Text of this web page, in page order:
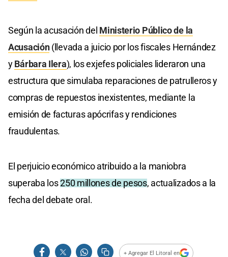
Según la acusación del Ministerio Público de la
Acusación(llevada a juicio por los fiscales Hernández
yBárbara Ilera), los exjefes policiales lideraron una
estructura que simulaba reparaciones de patrulleros y
compras de repuestos inexistentes, mediante la
emisión de facturas apócrifas y rendiciones
fraudulentas.
El perjuicio económico atribuido a la maniobra
superaba los250 millones de pesos, actualizados a la
fecha del debate oral.
+ Agregar El Litoral en